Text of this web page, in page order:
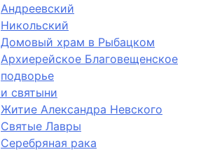
Андреевский
Никольский
Домовый храм в Рыбацком
Архиерейское Благовещенское
подворье
святыни
Житие Александра Невского
Святые Лавры
Серебряная рака